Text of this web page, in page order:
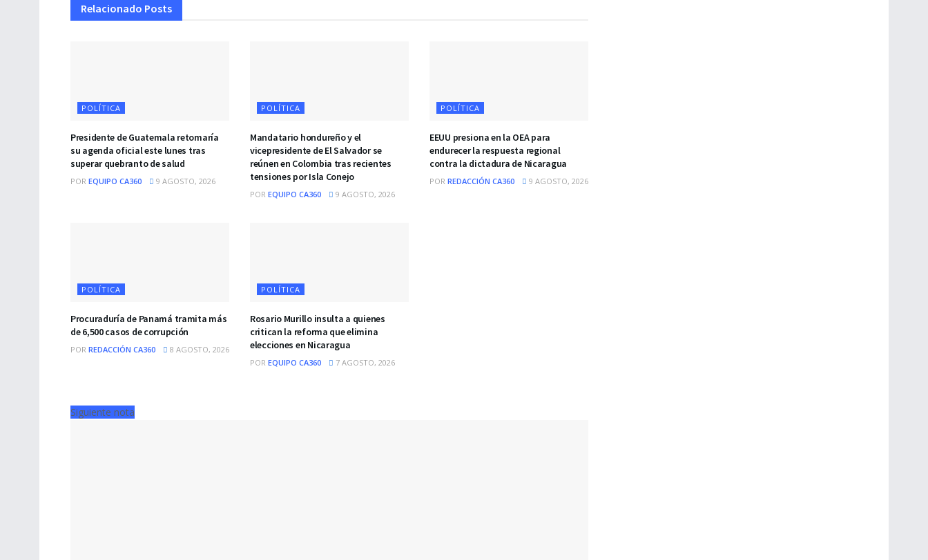
Relacionado Posts
POLÍTICA
Presidente de Guatemala retomaría
su agenda oficial este lunes tras
superar quebranto de salud
POR EQUIPO CA360 9 AGOSTO, 2026
POLÍTICA
Mandatario hondureño y el
vicepresidente de El Salvador se
reúnen en Colombia tras recientes
tensiones por Isla Conejo
POR EQUIPO CA360 9 AGOSTO, 2026
POLÍTICA
EEUU presiona en la OEA para
endurecer la respuesta regional
contra la dictadura de Nicaragua
POR REDACCIÓN CA360 9 AGOSTO, 2026
POLÍTICA
Procuraduría de Panamá tramita más
de 6,500 casos de corrupción
POR REDACCIÓN CA360 8 AGOSTO, 2026
POLÍTICA
Rosario Murillo insulta a quienes
critican la reforma que elimina
elecciones en Nicaragua
POR EQUIPO CA360 7 AGOSTO, 2026
Siguiente nota